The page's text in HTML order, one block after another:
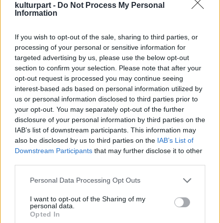
kulturpart - Do Not Process My Personal
Information
If you wish to opt-out of the sale, sharing to third parties, or
processing of your personal or sensitive information for
targeted advertising by us, please use the below opt-out
section to confirm your selection. Please note that after your
opt-out request is processed you may continue seeing
interest-based ads based on personal information utilized by
us or personal information disclosed to third parties prior to
your opt-out. You may separately opt-out of the further
disclosure of your personal information by third parties on the
IAB’s list of downstream participants. This information may
also be disclosed by us to third parties on the IAB’s List of
Downstream Participants that may further disclose it to other
Please note that this website/app uses one or more Google
not limited to your visit or usage behaviour. You may click to
grant or deny consent to Google and its third-party tags to
use your data for below specified purposes in below Google
Personal Data Processing Opt Outs
I want to opt-out of the Sharing of my
personal data.
Opted In
való munkához, valamint elnyomja az
szertartásoknál használt ékszereket és
aranymaszkokat is szemügyre vehetnek.
Mint Neil MacGregor, a múzeum igazgatója
elmondta, az "ősi Kolumbia régóta hatalmas
csodálatot vált ki a külvilágból, és még mindig
igen keveset tudni ezekről az egyedi és
sokszínű kultúrákról". Hozzátette: "A
múzeum azon kiállítás-sorozatának
részeként, amely a kevésbé ismert és
komplex ősi kultúrák bemutatását tűzte ki
célul, ez a tárlat bepillantást enged a
látogatóknak a prehispán Dél-Amerika ezen
lenyűgöző kultúráiba, és egyszersmind
lehetőséget ad számukra, hogy felfedezzék
tárgyakon keresztül".